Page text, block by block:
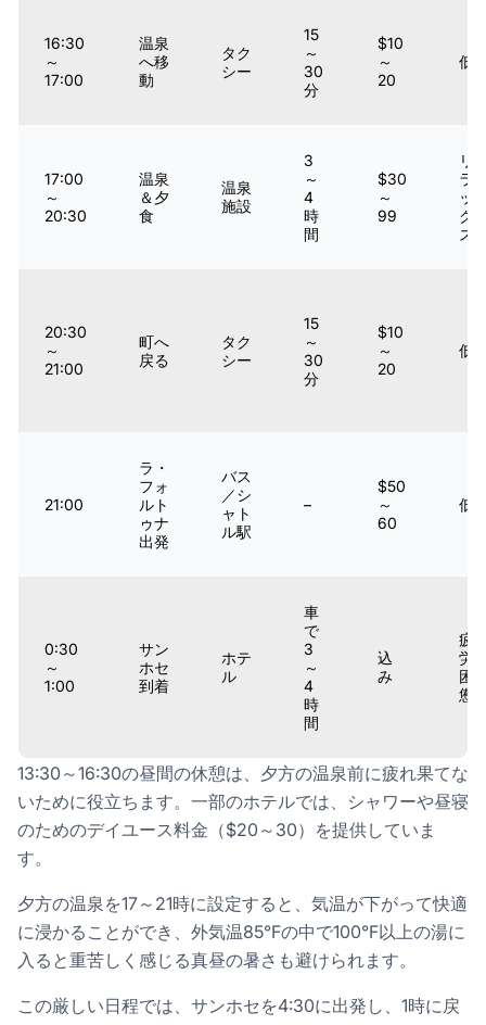
16:30
～
17:00
温泉
へ移
動
タク
シー
15
～
30
分
$10
～
20
低
17:00
～
20:30
温泉
＆夕
食
温泉
施設
3
～
4
時
間
$30
～
99
リ
ラ
ッ
ク
ス
20:30
～
21:00
町へ
戻る
タク
シー
15
～
30
分
$10
～
20
低
21:00
ラ・
フォ
ルト
ゥナ
出発
バス
／シ
ャト
ル駅
–
$50
～
60
低
0:30
～
1:00
サン
ホセ
到着
ホテ
ル
車
で
3
～
4
時
間
込
み
疲
労
困
憊
13:30～16:30の昼間の休憩は、夕方の温泉前に疲れ果てな
いために役立ちます。一部のホテルでは、シャワーや昼寝
のためのデイユース料金（$20～30）を提供していま
す。
夕方の温泉を17～21時に設定すると、気温が下がって快適
に浸かることができ、外気温85°Fの中で100°F以上の湯に
入ると重苦しく感じる真昼の暑さも避けられます。
この厳しい日程では、サンホセを4:30に出発し、1時に戻